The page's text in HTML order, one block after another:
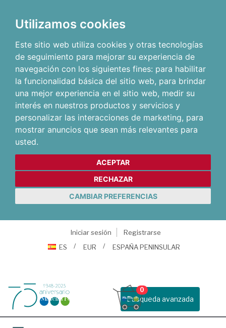
Utilizamos cookies
Este sitio web utiliza cookies y otras tecnologías
de seguimiento para mejorar su experiencia de
navegación con los siguientes fines: para habilitar
la funcionalidad básica del sitio web, para brindar
una mejor experiencia en el sitio web, medir su
interés en nuestros productos y servicios y
personalizar las interacciones de marketing, para
mostrar anuncios que sean más relevantes para
usted.
ACEPTAR
RECHAZAR
CAMBIAR PREFERENCIAS
Iniciar sesión
Registrarse
ES
EUR ESPAÑA PENINSULAR
Busqueda avanzada
0